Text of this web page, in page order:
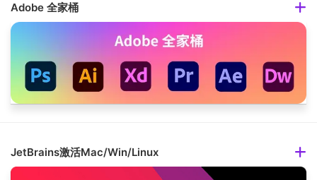
Adobe 全家桶
JetBrains激活Mac/Win/Linux